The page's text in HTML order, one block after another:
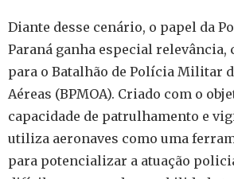
Diante desse cenário, o papel da
Paraná ganha especial relevância,
para o Batalhão de Polícia Militar
Aéreas (BPMOA). Criado com o
capacidade de patrulhamento e
utiliza aeronaves como uma
para potencializar a atuação